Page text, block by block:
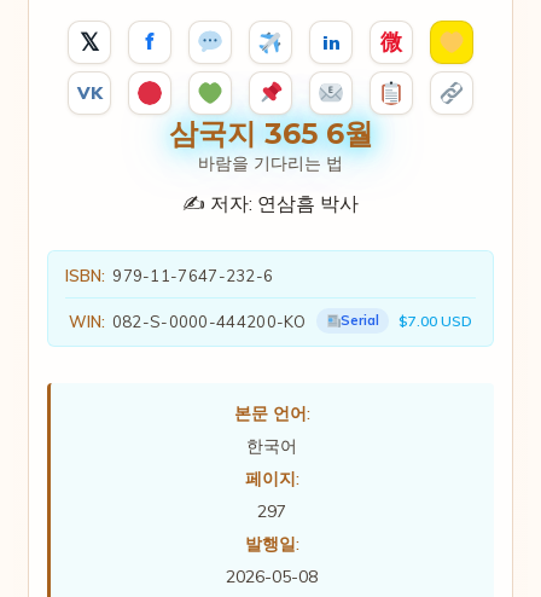
𝕏 f in 微
VK
삼국지 365 6월
바람을 기다리는 법
✍️ 저자: 연삼흠 박사
ISBN: 979-11-7647-232-6
WIN: 082-S-0000-444200-KO Serial $7.00 USD
본문 언어:
한국어
페이지:
297
발행일:
2026-05-08